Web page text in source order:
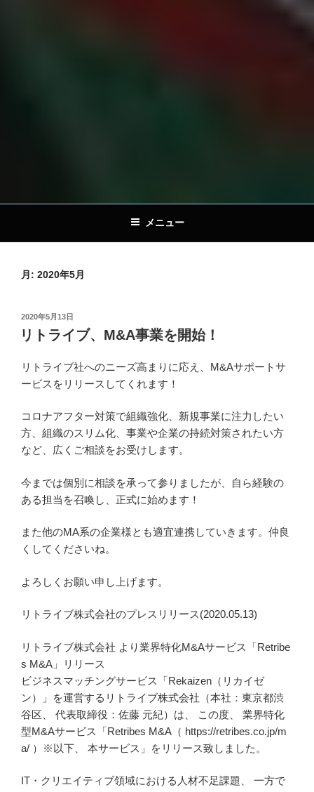
メニュー
月: 2020年5月
投
稿
日:
2020年5月13日
リトライブ、M&A事業を開始！
リトライブ社へのニーズ高まりに応え、M&Aサポートサ
ービスをリリースしてくれます！
コロナアフター対策で組織強化、新規事業に注力したい
方、組織のスリム化、事業や企業の持続対策されたい方
など、広くご相談をお受けします。
今までは個別に相談を承って参りましたが、自ら経験の
ある担当を召喚し、正式に始めます！
また他のMA系の企業様とも適宜連携していきます。仲良
くしてくださいね。
よろしくお願い申し上げます。
リトライブ株式会社のプレスリリース(2020.05.13)
リトライブ株式会社 より業界特化M&Aサービス「Retribe
s M&A」リリース
ビジネスマッチングサービス「Rekaizen（リカイゼ
ン）」を運営するリトライブ株式会社（本社：東京都渋
谷区、 代表取締役：佐藤 元紀）は、 この度、 業界特化
型M&Aサービス「Retribes M&A（ https://retribes.co.jp/m
a/ ）※以下、 本サービス」をリリース致しました。
IT・クリエイティブ領域における人材不足課題、 一方で